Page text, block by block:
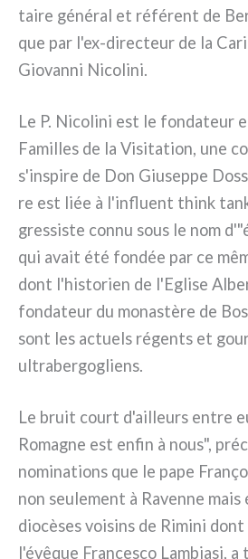
tai­re géné­ral et réfé­rent de
que par l'ex-directeur de la
Giovanni Nicolini.
Le P. Nicolini est le fon­da­teur
Familles de la Visitation, une
s'inspire de Don Giuseppe
re est liée à l'influent think
gres­si­ste con­nu sous le nom
qui avait été fon­dée par ce
dont l'historien de l'Eglise
fon­da­teur du mona­stè­re de
sont les actuels régen­ts et
ultra­ber­go­gliens.
Le bruit court d'ailleurs entre
Romagne est enfin à nous",
nomi­na­tions que le pape
non seu­le­ment à Ravenne
dio­cè­ses voi­sins de Rimini
l'évêque Francesco Lambiasi,